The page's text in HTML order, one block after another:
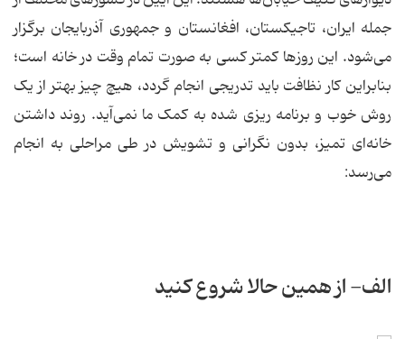
جمله ایران، تاجیکستان، افغانستان و جمهوری آذربایجان برگزار
می‌شود. این روزها کمتر کسی به صورت تمام وقت در خانه است؛
بنابراین کار نظافت باید تدریجی انجام گردد، هیچ چیز بهتر از یک
روش خوب و برنامه ریزی شده به کمک ما نمی‌آید. روند داشتن
خانه‌ای تمیز، بدون نگرانی و تشویش در طی مراحلی به انجام
می‌رسد:
الف- از همین حالا شروع کنید